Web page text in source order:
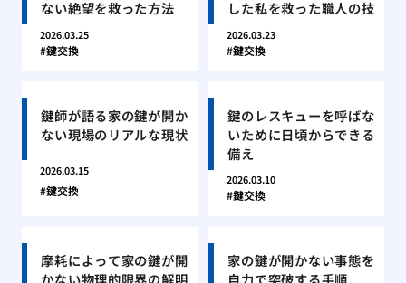
ない絶望を救った方法
2026.03.25
鍵交換
した私を救った職人の技
2026.03.23
鍵交換
鍵師が語る家の鍵が開か
ない現場のリアルな現状
2026.03.15
鍵交換
鍵のレスキューを呼ばな
いために日頃からできる
備え
2026.03.10
鍵交換
摩耗によって家の鍵が開
かない物理的限界の解明
家の鍵が開かない事態を
自力で突破する手順